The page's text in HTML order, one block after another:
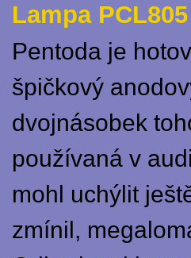
Lampa PCL805
Pentoda je
špičkový
dvojnásobek
používaná v
mohl uchýlit
zmínil,